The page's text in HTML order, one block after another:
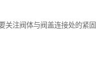
关注阀体与阀盖连接处的紧固